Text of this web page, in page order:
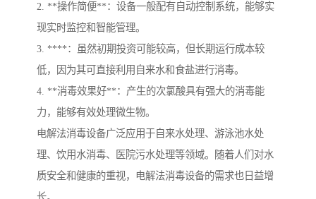
2. **操作简便**：设备一般配有自动控制系统，能够实
现实时监控和智能管理。
3. ****：虽然初期投资可能较高，但长期运行成本较
低，因为其可直接利用自来水和食盐进行消毒。
4. **消毒效果好**：产生的次氯酸具有强大的消毒能
力，能够有效处理微生物。
电解法消毒设备广泛应用于自来水处理、游泳池水处
理、饮用水消毒、医院污水处理等领域。随着人们对水
质安全和健康的重视，电解法消毒设备的需求也日益增